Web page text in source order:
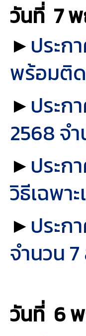
วันที่ 7
►ประก
พร้อมติ
►ประก
2568 จ
►ประก
วิธีเฉพา
►ประก
จำนวน 7
วันที่ 6